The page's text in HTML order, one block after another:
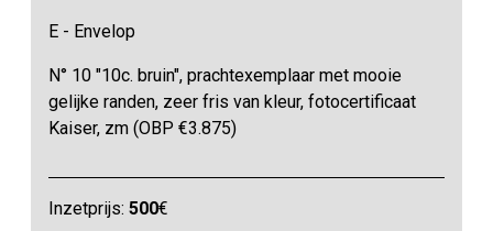
E - Envelop
N° 10 "10c. bruin", prachtexemplaar met mooie
gelijke randen, zeer fris van kleur, fotocertificaat
Kaiser, zm (OBP €3.875)
Inzetprijs:500€